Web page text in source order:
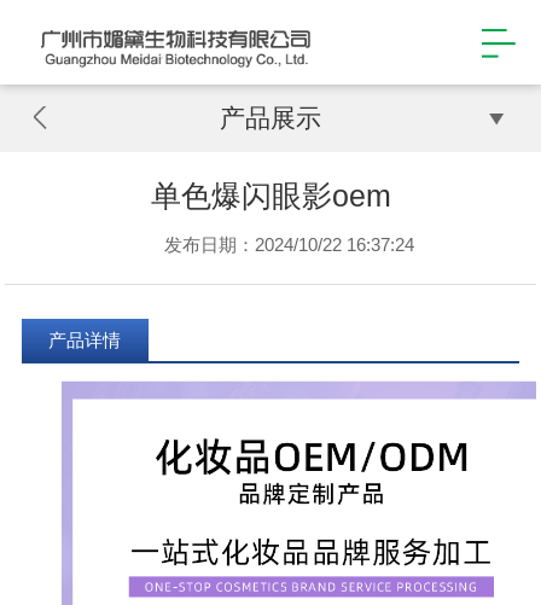
产品展示
单色爆闪眼影oem
发布日期：2024/10/22 16:37:24
产品详情